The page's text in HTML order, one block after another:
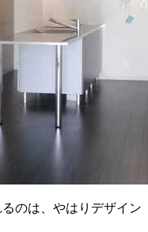
のは、やはりデザイン